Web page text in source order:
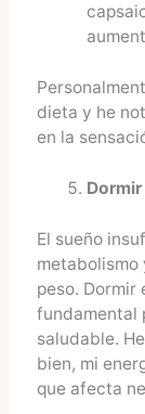
dieta y he
en la
Dormir
El sueño
metabolismo
peso. Dormir
fundamental
saludable.
bien, mi
que afecta